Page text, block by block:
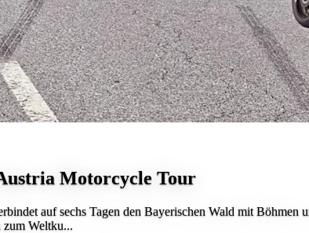
Motorcycle Tour
auf sechs Tagen den Bayerischen Wald mit
zum Weltku...